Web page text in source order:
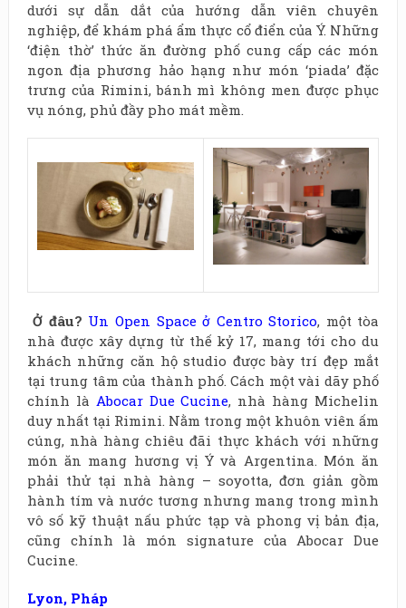
dưới sự dẫn dắt của hướng dẫn viên chuyên
nghiệp, để khám phá ẩm thực cổ điển của Ý. Những
‘điện thờ’ thức ăn đường phố cung cấp các món
ngon địa phương hảo hạng như món ‘piada’ đặc
trưng của Rimini, bánh mì không men được phục
vụ nóng, phủ đầy pho mát mềm.
Ở đâu? Un Open Space ở Centro Storico, một tòa
nhà được xây dựng từ thế kỷ 17, mang tới cho du
khách những căn hộ studio được bày trí đẹp mắt
tại trung tâm của thành phố. Cách một vài dãy phố
chính là Abocar Due Cucine, nhà hàng Michelin
duy nhất tại Rimini. Nằm trong một khuôn viên ấm
cúng, nhà hàng chiêu đãi thực khách với những
món ăn mang hương vị Ý và Argentina. Món ăn
phải thử tại nhà hàng – soyotta, đơn giản gồm
hành tím và nước tương nhưng mang trong mình
vô số kỹ thuật nấu phức tạp và phong vị bản địa,
cũng chính là món signature của Abocar Due
Cucine.
Lyon, Pháp